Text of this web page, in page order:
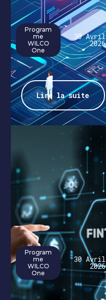
Program
me
WILCO
One
30 Avril
2026
Lire la suite
Program
me
WILCO
One
30 Avril
2026